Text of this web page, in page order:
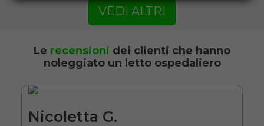
Noleggio letto da degenza
con materasso antidecubito. Il
noleggio minimo è di 7 giorni
da 89 euro.
COSTO NOLEGGIO
VEDI ALTRI
Le recensioni dei clienti che hanno
noleggiato un letto ospedaliero
Nicoletta G.